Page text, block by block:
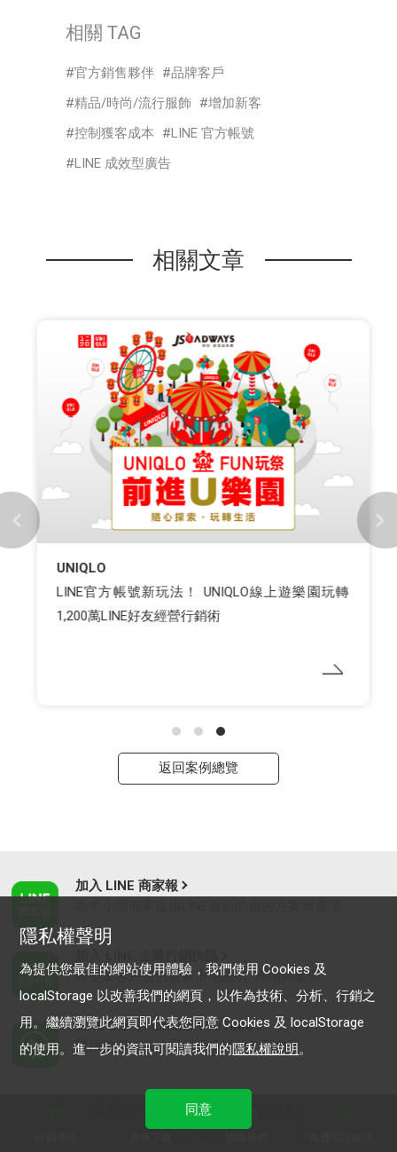
相關 TAG
官方銷售夥伴
品牌客戶
精品/時尚/流行服飾
增加新客
控制獲客成本
LINE 官方帳號
LINE 成效型廣告
相關文章
UNIQLO
LINE官方帳號新玩法！ UNIQLO線上遊樂園玩轉
1,200萬LINE好友經營行銷術
返回案例總覽
加入 LINE 商家報
為企業客戶提供最新市場趨勢, 應用與案例
LINE Biz-Solutions YouTube
實用教學、成功案例等多樣化影音內容
服務條款
隱私權聲明
為提供您最佳的網站使用體驗，我們使用 Cookies 及
localStorage 以改善我們的網頁，以作為技術、分析、行銷之
用。繼續瀏覽此網頁即代表您同意 Cookies 及 localStorage
的使用。進一步的資訊可閱讀我們的隱私權說明。
同意